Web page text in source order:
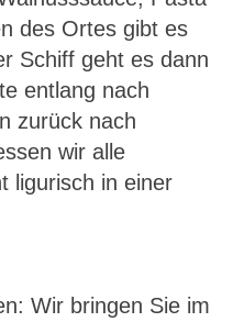
des Ortes gibt es
Schiff geht es dann
entlang nach
zurück nach
wir alle
ligurisch in einer
Wir bringen Sie im